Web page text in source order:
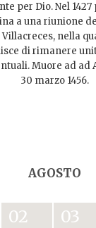
per Dio. Nel
a una riunione
Villacreces, nella
di rimanere
Muore ad ad
30 marzo 1456.
AGOSTO
02 03